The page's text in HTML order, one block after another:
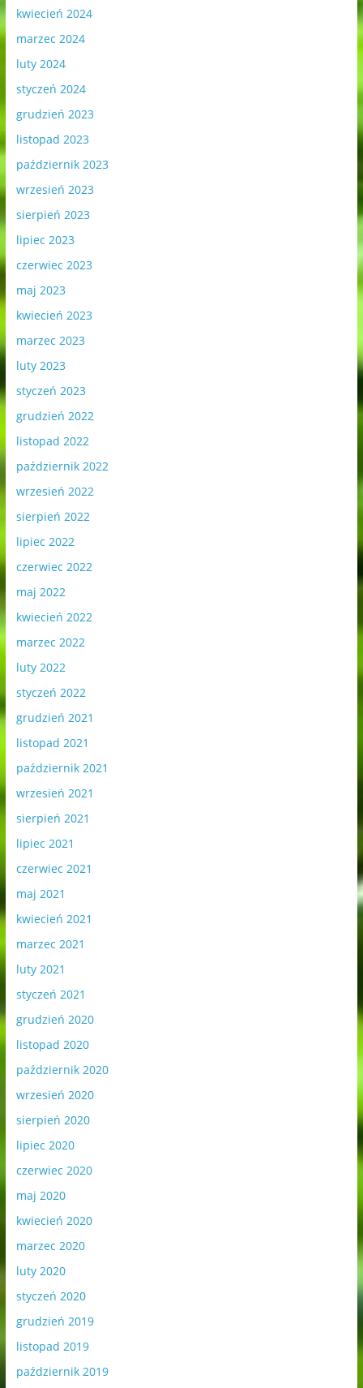
kwiecień 2024
marzec 2024
luty 2024
styczeń 2024
grudzień 2023
listopad 2023
październik 2023
wrzesień 2023
sierpień 2023
lipiec 2023
czerwiec 2023
maj 2023
kwiecień 2023
marzec 2023
luty 2023
styczeń 2023
grudzień 2022
listopad 2022
październik 2022
wrzesień 2022
sierpień 2022
lipiec 2022
czerwiec 2022
maj 2022
kwiecień 2022
marzec 2022
luty 2022
styczeń 2022
grudzień 2021
listopad 2021
październik 2021
wrzesień 2021
sierpień 2021
lipiec 2021
czerwiec 2021
maj 2021
kwiecień 2021
marzec 2021
luty 2021
styczeń 2021
grudzień 2020
listopad 2020
październik 2020
wrzesień 2020
sierpień 2020
lipiec 2020
czerwiec 2020
maj 2020
kwiecień 2020
marzec 2020
luty 2020
styczeń 2020
grudzień 2019
listopad 2019
październik 2019